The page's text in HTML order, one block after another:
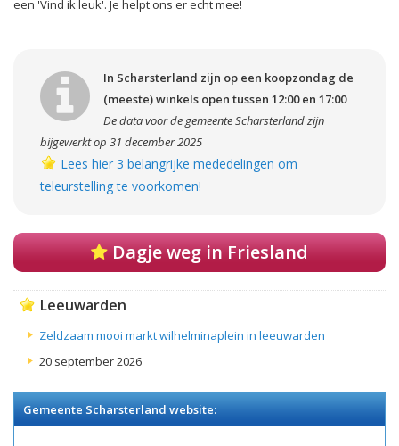
een 'Vind ik leuk'. Je helpt ons er echt mee!
In Scharsterland zijn op een koopzondag de
(meeste) winkels open tussen 12:00 en 17:00
De data voor de gemeente Scharsterland zijn
bijgewerkt op 31 december 2025
Lees hier 3 belangrijke mededelingen om
teleurstelling te voorkomen!
Dagje weg in Friesland
Leeuwarden
Zeldzaam mooi markt wilhelminaplein in leeuwarden
20 september 2026
Gemeente Scharsterland website: